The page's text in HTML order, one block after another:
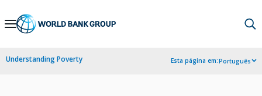
Skip
Navigation
Understanding Poverty Esta página em:Português